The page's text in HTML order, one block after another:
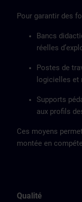
Pour garantir des
Bancs
réelles
Postes de
logicielles et
Supports
aux profils
Ces moyens
montée en
Qualité